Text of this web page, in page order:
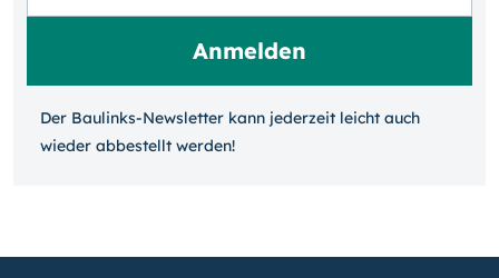
Der Baulinks-Newsletter kann jeder­zeit leicht auch
wieder ab­bestellt werden!